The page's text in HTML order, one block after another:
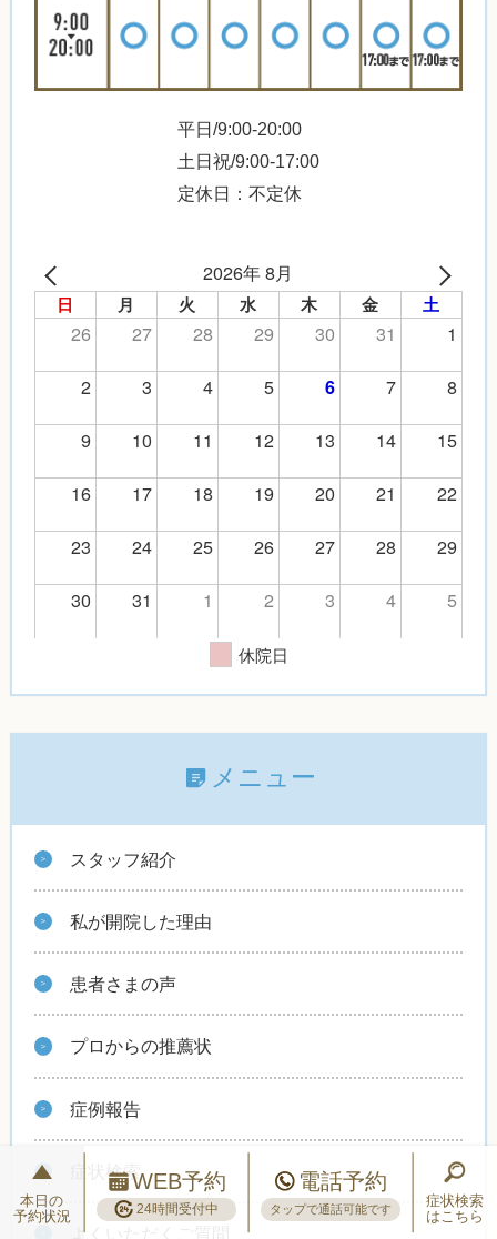
平日/9:00-20:00
土日祝/9:00-17:00
定休日：不定休
2026年 8月
日 月 火 水 木 金 土
26 27 28 29 30 31
1
2
3 4 5 6 7
8
9
10 11 12 13 14
15
16
17 18 19 20 21
22
23
24 25 26 27 28
29
30
31 1 2 3 4 5
休院日
メニュー
スタッフ紹介
私が開院した理由
患者さまの声
プロからの推薦状
症例報告
症状検索
よくいただくご質問
本日の
予約状況
WEB予約
24時間受付中
電話予約
タップで通話可能です
症状検索
はこちら